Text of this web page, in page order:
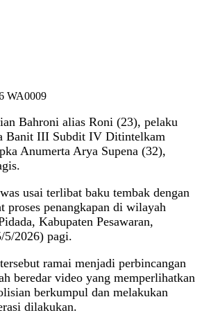
Bahroni alias Roni (23), pelaku
Banit III Subdit IV Ditintelkam
Anumerta Arya Supena (32),
usai terlibat baku tembak dengan
proses penangkapan di wilayah
Kabupaten Pesawaran,
5/2026) pagi.
ramai menjadi perbincangan
beredar video yang memperlihatkan
berkumpul dan melakukan
dilakukan.